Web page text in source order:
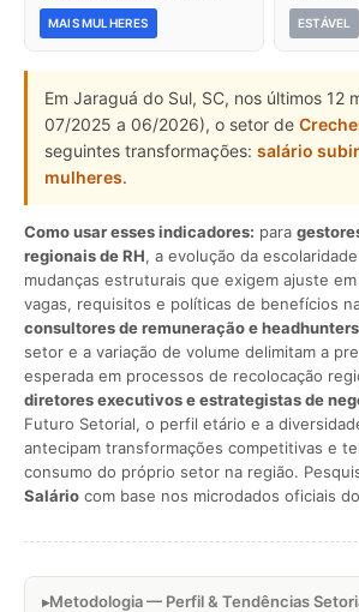
MAIS MULHERES ESTÁVEL
Em Jaraguá do Sul, SC, nos últimos 12
07/2025 a 06/2026), o setor de
seguintes transformações: salário
mulheres.
Como usar esses indicadores: para
regionais de RH, a evolução da
mudanças estruturais que exigem ajuste
vagas, requisitos e políticas de benefícios
consultores de remuneração e headhunters
setor e a variação de volume delimitam a
esperada em processos de recolocação
diretores executivos e estrategistas de
Futuro Setorial, o perfil etário e a
antecipam transformações competitivas e
consumo do próprio setor na região.
Salário com base nos microdados oficiais
Metodologia — Perfil & Tendências